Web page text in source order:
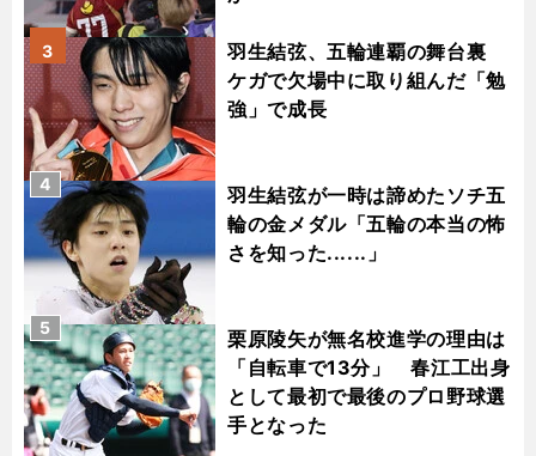
羽生結弦、五輪連覇の舞台裏
ケガで欠場中に取り組んだ「勉
強」で成長
3
羽生結弦が一時は諦めたソチ五
輪の金メダル「五輪の本当の怖
さを知った......」
4
栗原陵矢が無名校進学の理由は
「自転車で13分」 春江工出身
として最初で最後のプロ野球選
手となった
5